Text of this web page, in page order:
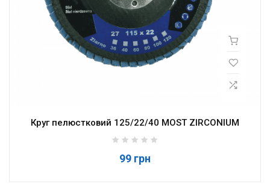
Круг пелюстковий 125/22/40 MOST ZIRCONIUM
99 грн